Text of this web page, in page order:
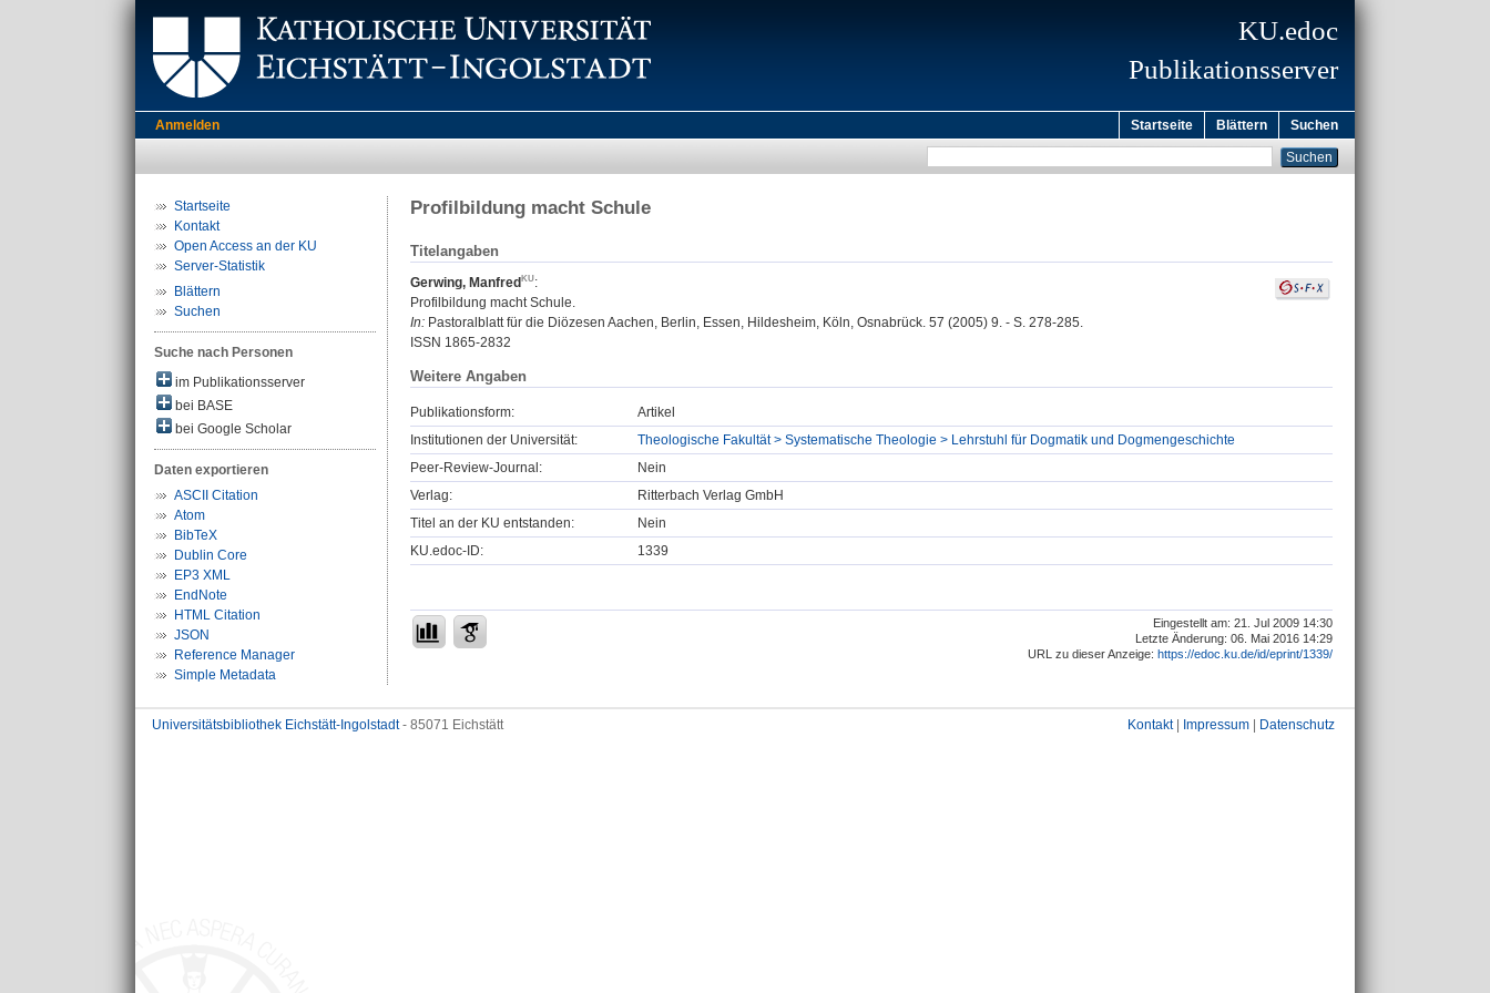
KU.edoc
Publikationsserver
Anmelden Startseite Blättern Suchen
Startseite
Kontakt
Open Access an der KU
Server-Statistik
Blättern
Suchen
Suche nach Personen
im Publikationsserver
bei BASE
bei Google Scholar
Daten exportieren
ASCII Citation
Atom
BibTeX
Dublin Core
EP3 XML
EndNote
HTML Citation
JSON
Reference Manager
Simple Metadata
Profilbildung macht Schule
Titelangaben
Gerwing, Manfred
:
Profilbildung macht Schule.
In: Pastoralblatt für die Diözesen Aachen, Berlin, Essen, Hildesheim, Köln, Osnabrück. 57 (2005) 9. - S. 278-285.
ISSN 1865-2832
Weitere Angaben
Publikationsform:
Artikel
Institutionen der Universität:
Theologische Fakultät > Systematische Theologie > Lehrstuhl für Dogmatik und Dogmengeschichte
Peer-Review-Journal:
Nein
Verlag:
Ritterbach Verlag GmbH
Titel an der KU entstanden:
Nein
KU.edoc-ID:
1339
Eingestellt am: 21. Jul 2009 14:30
Letzte Änderung: 06. Mai 2016 14:29
URL zu dieser Anzeige: https://edoc.ku.de/id/eprint/1339/
Universitätsbibliothek Eichstätt-Ingolstadt- 85071 Eichstätt Kontakt| Impressum Datenschutz